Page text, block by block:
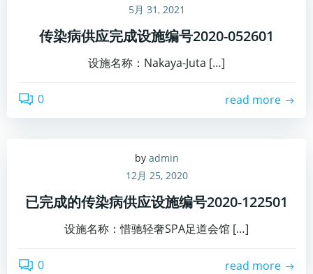
5月 31, 2021
传染病供应完成设施编号2020-052601
设施名称：Nakaya-Juta […]
0 read more
by admin
12月 25, 2020
已完成的传染病供应设施编号2020-122501
设施名称：惜驰轻奢SPA足道会馆 […]
0 read more